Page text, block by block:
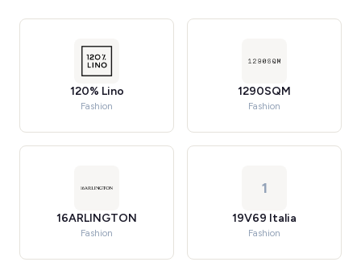
120% Lino
Fashion
1290SQM
Fashion
16ARLINGTON
Fashion
1
19V69 Italia
Fashion